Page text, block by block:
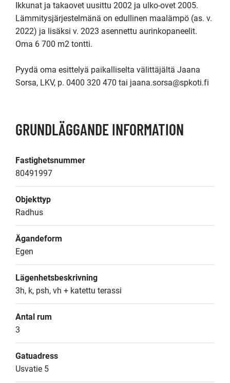
Ikkunat ja takaovet uusittu 2002 ja ulko-ovet 2005.
Lämmitysjärjestelmänä on edullinen maalämpö (as. v.
2022) ja lisäksi v. 2023 asennettu aurinkopaneelit.
Oma 6 700 m2 tontti.
Pyydä oma esittelyä paikalliselta välittäjältä Jaana
Sorsa, LKV, p. 0400 320 470 tai jaana.sorsa@spkoti.fi
GRUNDLÄGGANDE INFORMATION
Fastighetsnummer
80491997
Objekttyp
Radhus
Ägandeform
Egen
Lägenhetsbeskrivning
3h, k, psh, vh + katettu terassi
Antal rum
3
Gatuadress
Usvatie 5